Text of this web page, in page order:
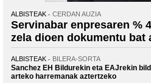
ALBISTEAK CERDAN AUZIA
Servinabar enpresaren %
zela dioen dokumentu bat
ALBISTEAK BILERA-SORTA
Sanchez EH Bildurekin eta EAJrekin
arteko harremanak aztertzeko